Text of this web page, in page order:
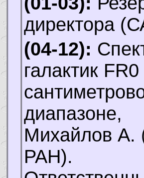
директора
(04-12):
галактик FR0
диапазоне,
Михайлов А.
РАН).